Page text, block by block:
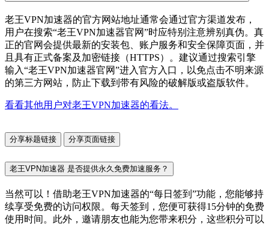
老王VPN加速器的官方网站地址通常会通过官方渠道发布，
用户在搜索“老王VPN加速器官网”时应特别注意辨别真伪。真
正的官网会提供最新的安装包、账户服务和安全保障页面，并
且具有正式备案及加密链接（HTTPS）。建议通过搜索引擎
输入“老王VPN加速器官网”进入官方入口，以免点击不明来源
的第三方网站，防止下载到带有风险的破解版或盗版软件。
看看其他用户对老王VPN加速器的看法。
分享标题链接 分享页面链接
老王VPN加速器 是否提供永久免费加速服务？
当然可以！借助老王VPN加速器的“每日签到”功能，您能够持
续享受免费的访问权限。每天签到，您便可获得15分钟的免费
使用时间。此外，邀请朋友也能为您带来积分，这些积分可以